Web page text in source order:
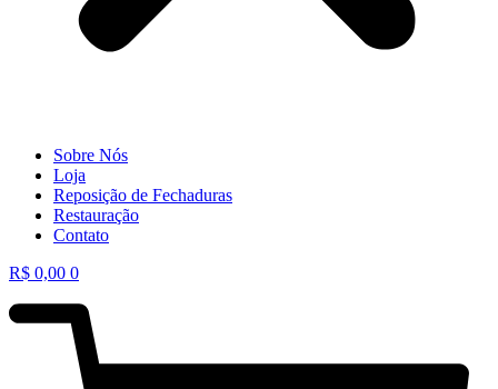
Sobre Nós
Loja
Reposição de Fechaduras
Restauração
Contato
R$ 0,00 0